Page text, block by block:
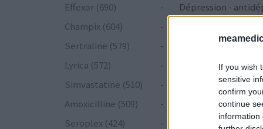
If you wish
sensitive
confirm
continue
information
Effexor (690)
-
Dépression -
Champix (604)
-
Sertraline (579)
-
Dépression -
Lyrica (572)
-
Simvastatine (510)
-
Cholestérol
Amoxicilline (509)
-
Antibiotiques -
Seroplex (424)
-
Dépression -